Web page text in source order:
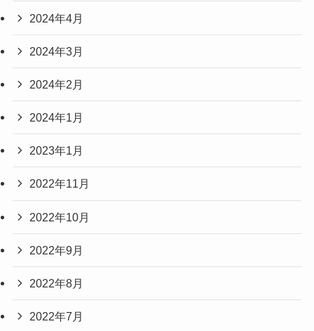
2024年4月
2024年3月
2024年2月
2024年1月
2023年1月
2022年11月
2022年10月
2022年9月
2022年8月
2022年7月